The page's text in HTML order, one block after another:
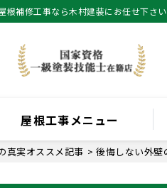
補修工事なら木村建装にお任せ下さい
屋根工事メニュー
真実オススメ記事 > 後悔しない外壁